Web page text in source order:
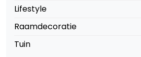
Lifestyle
Raamdecoratie
Tuin